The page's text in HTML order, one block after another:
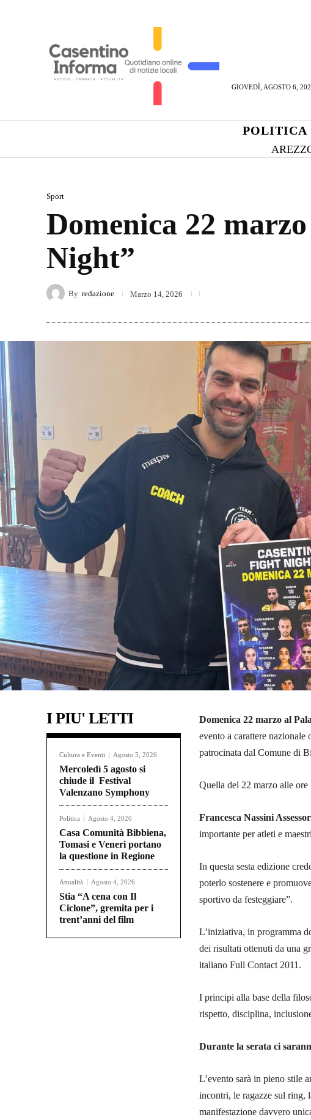
GIOVEDÌ, AGOSTO 6,
POLITICA
Sport
Domenica 22
Night”
By redazione Marzo 14, 2026
I PIU' LETTI
Cultura e Eventi Agosto 5, 2026
Mercoledì 5 agosto si
chiude il Festival
Valenzano Symphony
Politica Agosto 4, 2026
Casa Comunità Bibbiena,
Tomasi e Veneri portano
la questione in Regione
Attualità Agosto 4, 2026
Stia “A cena con Il
Ciclone”, gremita per i
trent’anni del film
Domenica 22 marzo al
evento a carattere nazionale
patrocinata dal Comune di
Quella del 22 marzo alle ore
Francesca Nassini
importante per atleti e
In questa sesta edizione
poterlo sostenere e
sportivo da festeggiare”.
L’iniziativa, in programma
dei risultati ottenuti da una
italiano Full Contact 2011.
I principi alla base della
rispetto, disciplina,
Durante la serata ci
L’evento sarà in pieno stile
incontri, le ragazze sul ring,
manifestazione davvero